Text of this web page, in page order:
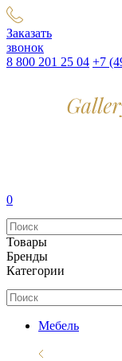
Заказать
звонок
8 800 201 25 04 +7
0
Товары
Бренды
Категории
Мебель